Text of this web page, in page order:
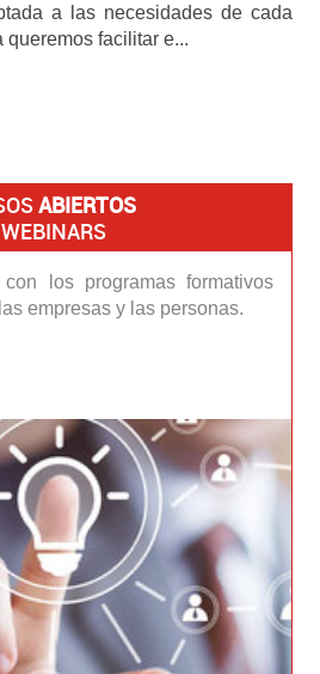
a las necesidades de cada
queremos facilitar e...
ABIERTOS
los programas formativos
empresas y las personas.